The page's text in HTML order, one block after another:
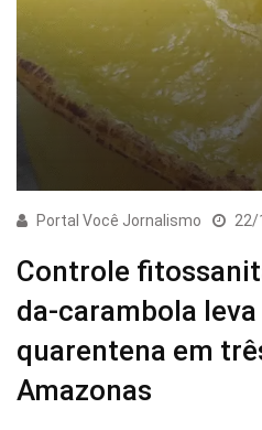
Portal Você Jornalismo 22/
Controle
da-carambola
quarentena em
Amazonas